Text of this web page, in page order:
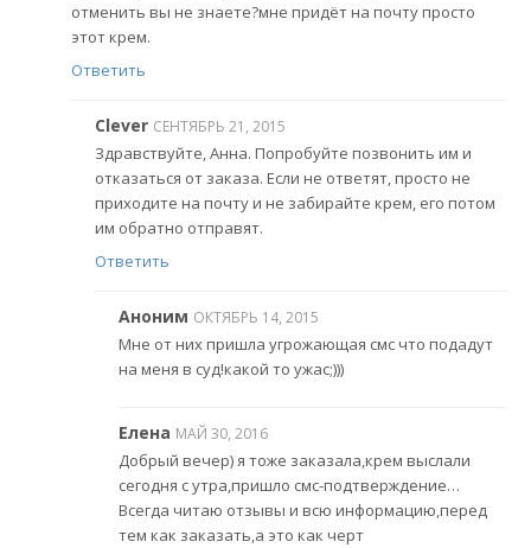
отменить вы не знаете?мне придёт на почту просто
этот крем.
Ответить
Clever СЕНТЯБРЬ 21, 2015
Здравствуйте, Анна. Попробуйте позвонить им и
отказаться от заказа. Если не ответят, просто не
приходите на почту и не забирайте крем, его потом
им обратно отправят.
Ответить
Аноним ОКТЯБРЬ 14, 2015
Мне от них пришла угрожающая смс что подадут
на меня в суд!какой то ужас;)))
Елена МАЙ 30, 2016
Добрый вечер) я тоже заказала,крем выслали
сегодня с утра,пришло смс-подтверждение…
Всегда читаю отзывы и всю информацию,перед
тем как заказать,а это как черт